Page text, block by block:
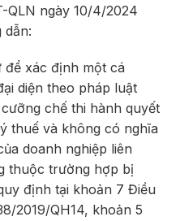
QLN ngày 10/4/2024
dẫn:
để xác định một cá
diện theo pháp luật
chế thi hành quyết
thuế và không có nghĩa
doanh nghiệp liên
thuộc trường hợp bị
định tại khoản 7 Điều
2019/QH14, khoản 5